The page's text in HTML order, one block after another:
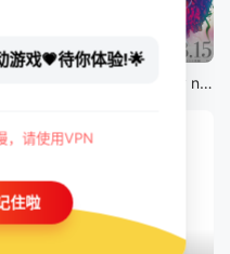
剧场版 Fate/stay night [Heaven&#039;s Feel] III.spring song
游戏💗待你体验!🌟
，请使用VPN
住啦